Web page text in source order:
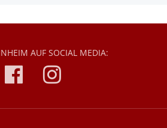
AUF SOCIAL MEDIA: